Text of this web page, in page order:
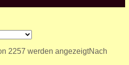
2257 werden angezeigtNach